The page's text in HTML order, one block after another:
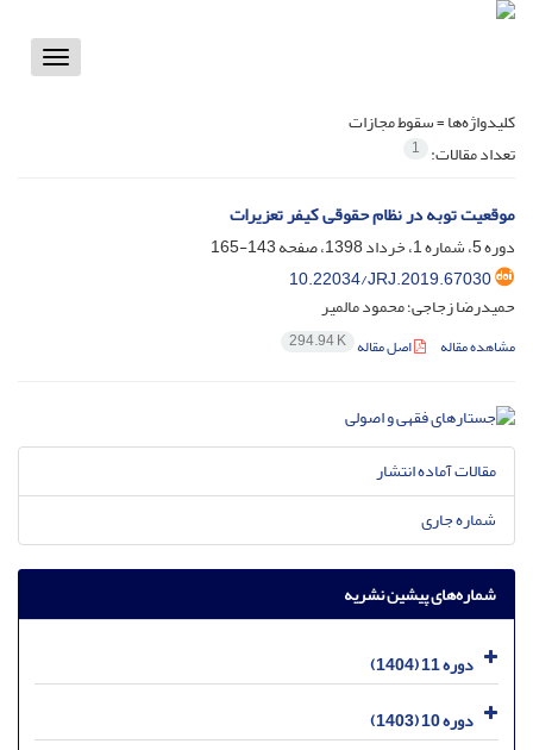
Toggle
کلیدواژه‌ها =سقوط مجازات
تعداد مقالات: 1
موقعیت توبه در نظام حقوقی کیفر تعزیرات
دوره 5، شماره 1، خرداد 1398، صفحه
143-165
10.22034/JRJ.2019.67030
حمیدرضا زجاجی؛ محمود مالمیر
مشاهده مقاله اصل مقاله 294.94 K
مقالات آماده انتشار
شماره جاری
شماره‌های پیشین نشریه
دوره 11 (1404)
دوره 10 (1403)